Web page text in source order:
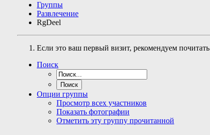
Группы
Развлечение
RgDeel
Если это ваш первый визит, рекомендуем почитать
Поиск
Опции группы
Просмотр всех участников
Показать фотографии
Отметить эту группу прочитанной